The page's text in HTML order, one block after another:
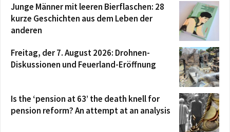
Junge Männer mit leeren Bierflaschen: 28
kurze Geschichten aus dem Leben der
anderen
Freitag, der 7. August 2026: Drohnen-
Diskussionen und Feuerland-Eröffnung
Is the ‘pension at 63’ the death knell for
pension reform? An attempt at an analysis